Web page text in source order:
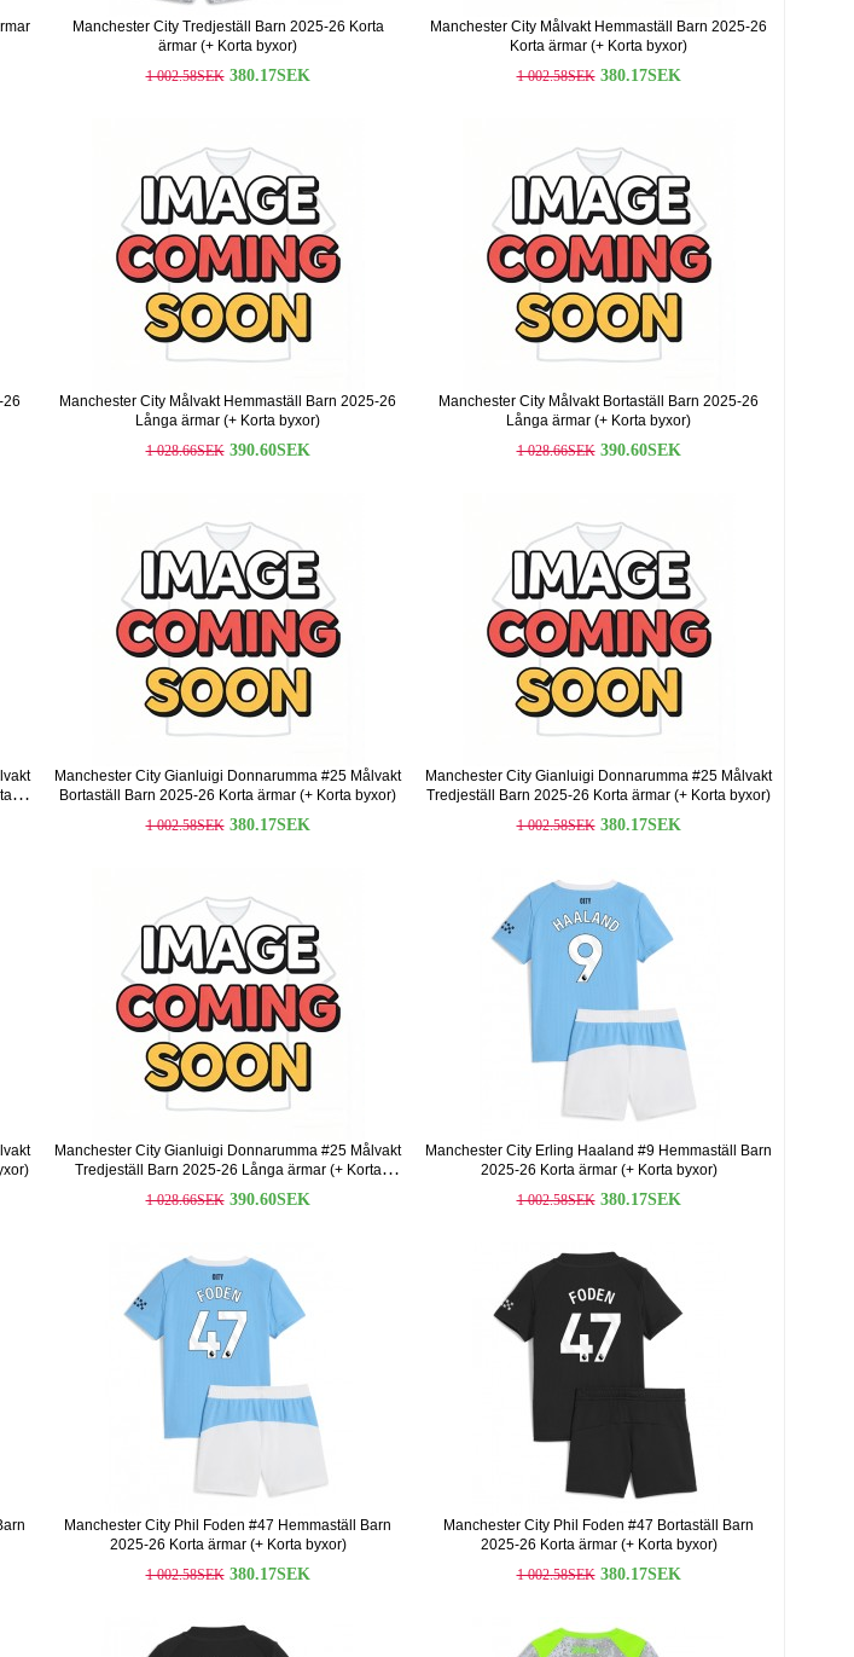
Manchester City Tredjeställ Barn 2025-26 Korta
ärmar (+ Korta byxor)
1 002.58SEK 380.17SEK
Manchester City Målvakt Hemmaställ Barn 2025-26
Korta ärmar (+ Korta byxor)
1 002.58SEK 380.17SEK
26
Manchester City Målvakt Hemmaställ Barn 2025-26
Långa ärmar (+ Korta byxor)
1 028.66SEK 390.60SEK
Manchester City Målvakt Bortaställ Barn 2025-26
Långa ärmar (+ Korta byxor)
1 028.66SEK 390.60SEK
Manchester City Gianluigi Donnarumma #25 Målvakt
Bortaställ Barn 2025-26 Korta ärmar (+ Korta byxor)
1 002.58SEK 380.17SEK
Manchester City Gianluigi Donnarumma #25 Målvakt
Tredjeställ Barn 2025-26 Korta ärmar (+ Korta byxor)
1 002.58SEK 380.17SEK
Manchester City Gianluigi Donnarumma #25 Målvakt
Tredjeställ Barn 2025-26 Långa ärmar (+ Korta
byxor)
1 028.66SEK 390.60SEK
Manchester City Erling Haaland #9 Hemmaställ Barn
2025-26 Korta ärmar (+ Korta byxor)
1 002.58SEK 380.17SEK
Manchester City Phil Foden #47 Hemmaställ Barn
2025-26 Korta ärmar (+ Korta byxor)
1 002.58SEK 380.17SEK
Manchester City Phil Foden #47 Bortaställ Barn
2025-26 Korta ärmar (+ Korta byxor)
1 002.58SEK 380.17SEK